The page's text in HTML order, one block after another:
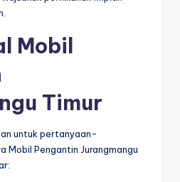
Mobil
Timur
untuk pertanyaan-
Mobil Pengantin Jurangmangu